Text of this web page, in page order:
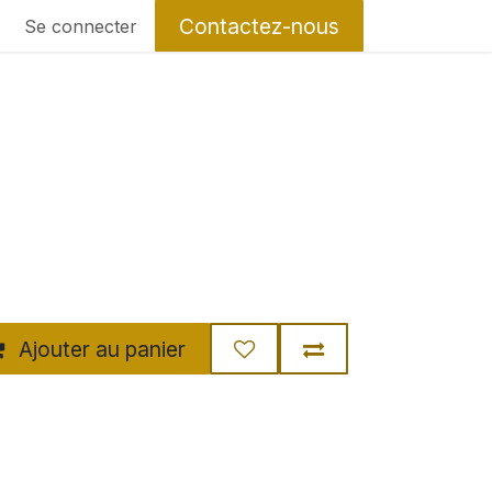
Se connecter Contactez-nous
Ajouter au panier